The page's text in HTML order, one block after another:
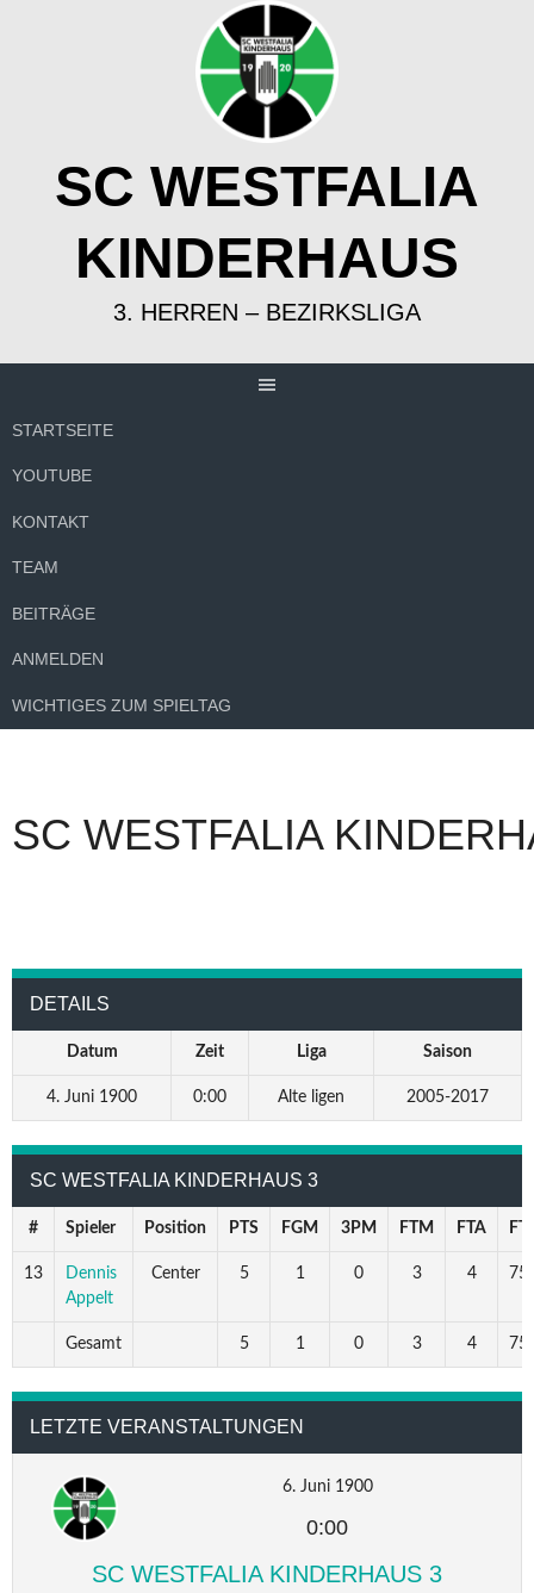
SC WESTFALIA
KINDERHAUS
3. HERREN – BEZIRKSLIGA
STARTSEITE
YOUTUBE
KONTAKT
TEAM
BEITRÄGE
ANMELDEN
WICHTIGES ZUM SPIELTAG
SC WESTFALIA
DETAILS
Datum Zeit Liga Saison
4. Juni 1900 0:00 Alte ligen 2005-2017
SC WESTFALIA KINDERHAUS 3
# Spieler Position PTS FGM 3PM FTM FTA
13
Dennis
Appelt
Center 5 1 0 3 4
Gesamt 5 1 0 3 4
LETZTE VERANSTALTUNGEN
6. Juni 1900
0:00
SC WESTFALIA KINDERHAUS 3